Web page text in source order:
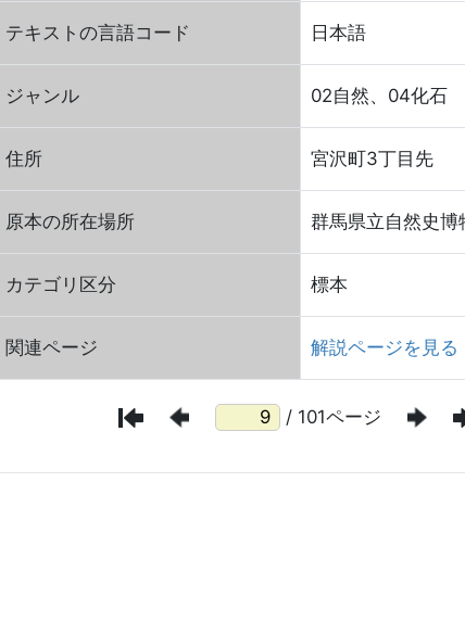
テキストの言語コード 日本語
ジャンル 02自然、04化石
住所 宮沢町3丁目先
原本の所在場所 群馬県立自然史博
カテゴリ区分 標本
関連ページ 解説ページを見る
/ 101ページ